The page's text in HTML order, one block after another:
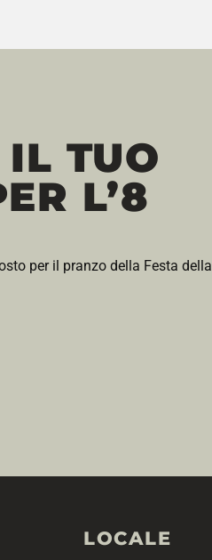
IL TUO
L’8
per il pranzo della Festa della
LOCALE